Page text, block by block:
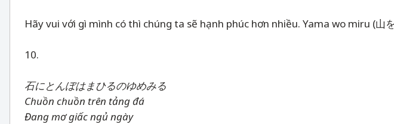
Hãy vui với gì mình có thì chúng ta sẽ hạnh phúc hơn nhiều. Yama wo miru (山
10.
石にとんぼはまひるのゆめみる
Chuồn chuồn trên tảng đá
Đang mơ giấc ngủ ngày